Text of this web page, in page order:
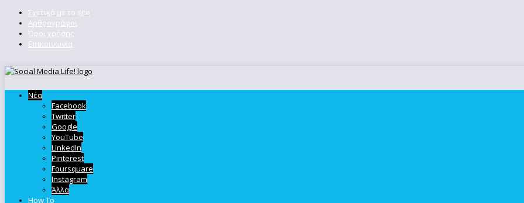
Σχετικά με το site
Αρθρογράφοι
Όροι χρήσης
Επικοινωνία
Νέα
Facebook
Twitter
Google
YouTube
LinkedIn
Pinterest
Foursquare
Instagram
Άλλα
How To